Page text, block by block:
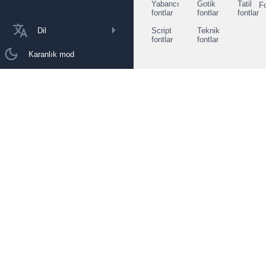
Dil
Karanlık mod
Yabancı
fontlar
Gotik
fontlar
Tatil
fontlar
Script
fontlar
Teknik
fontlar